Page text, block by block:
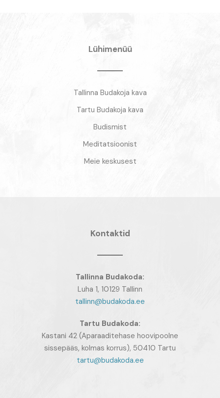
Lühimenüü
Tallinna Budakoja kava
Tartu Budakoja kava
Budismist
Meditatsioonist
Meie keskusest
Kontaktid
Tallinna Budakoda:
Luha 1, 10129 Tallinn
tallinn@budakoda.ee
Tartu Budakoda:
Kastani 42 (Aparaaditehase hoovipoolne
sissepääs, kolmas korrus), 50410 Tartu
tartu@budakoda.ee